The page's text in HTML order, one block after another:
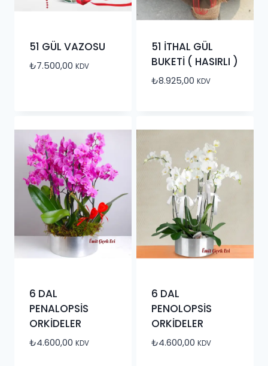
51 GÜL VAZOSU
₺7.500,00 KDV
51 İTHAL GÜL
BUKETİ ( HASIRLI )
₺8.925,00 KDV
6 DAL
PENALOPSİS
ORKİDELER
₺4.600,00 KDV
6 DAL
PENOLOPSİS
ORKİDELER
₺4.600,00 KDV